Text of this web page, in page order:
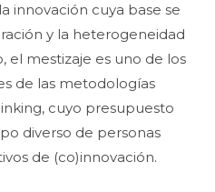
innovación cuya base se
y la heterogeneidad
el mestizaje es uno de los
de las metodologías
cuyo presupuesto
diverso de personas
de (co)innovación.